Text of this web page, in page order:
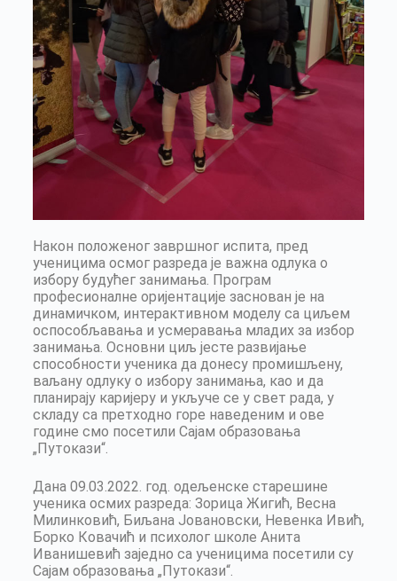
Након положеног завршног испита, пред
ученицима осмог разреда је важна одлука о
избору будућег занимања. Програм
професионалне оријентације заснован је на
динамичком, интерактивном моделу са циљем
оспособљавања и усмеравања младих за избор
занимања. Основни циљ јесте развијање
способности ученика да донесу промишљену,
ваљану одлуку о избору занимања, као и да
планирају каријеру и укључе се у свет рада, у
складу са претходно горе наведеним и ове
године смо посетили Сајам образовања
„Путокази“.
Дана 09.03.2022. год. одељенске старешине
ученика осмих разреда: Зорица Жигић, Весна
Милинковић, Биљана Јовановски, Невенка Ивић,
Борко Ковачић и психолог школе Анита
Иванишевић заједно са ученицима посетили су
Сајам образовања „Путокази“.